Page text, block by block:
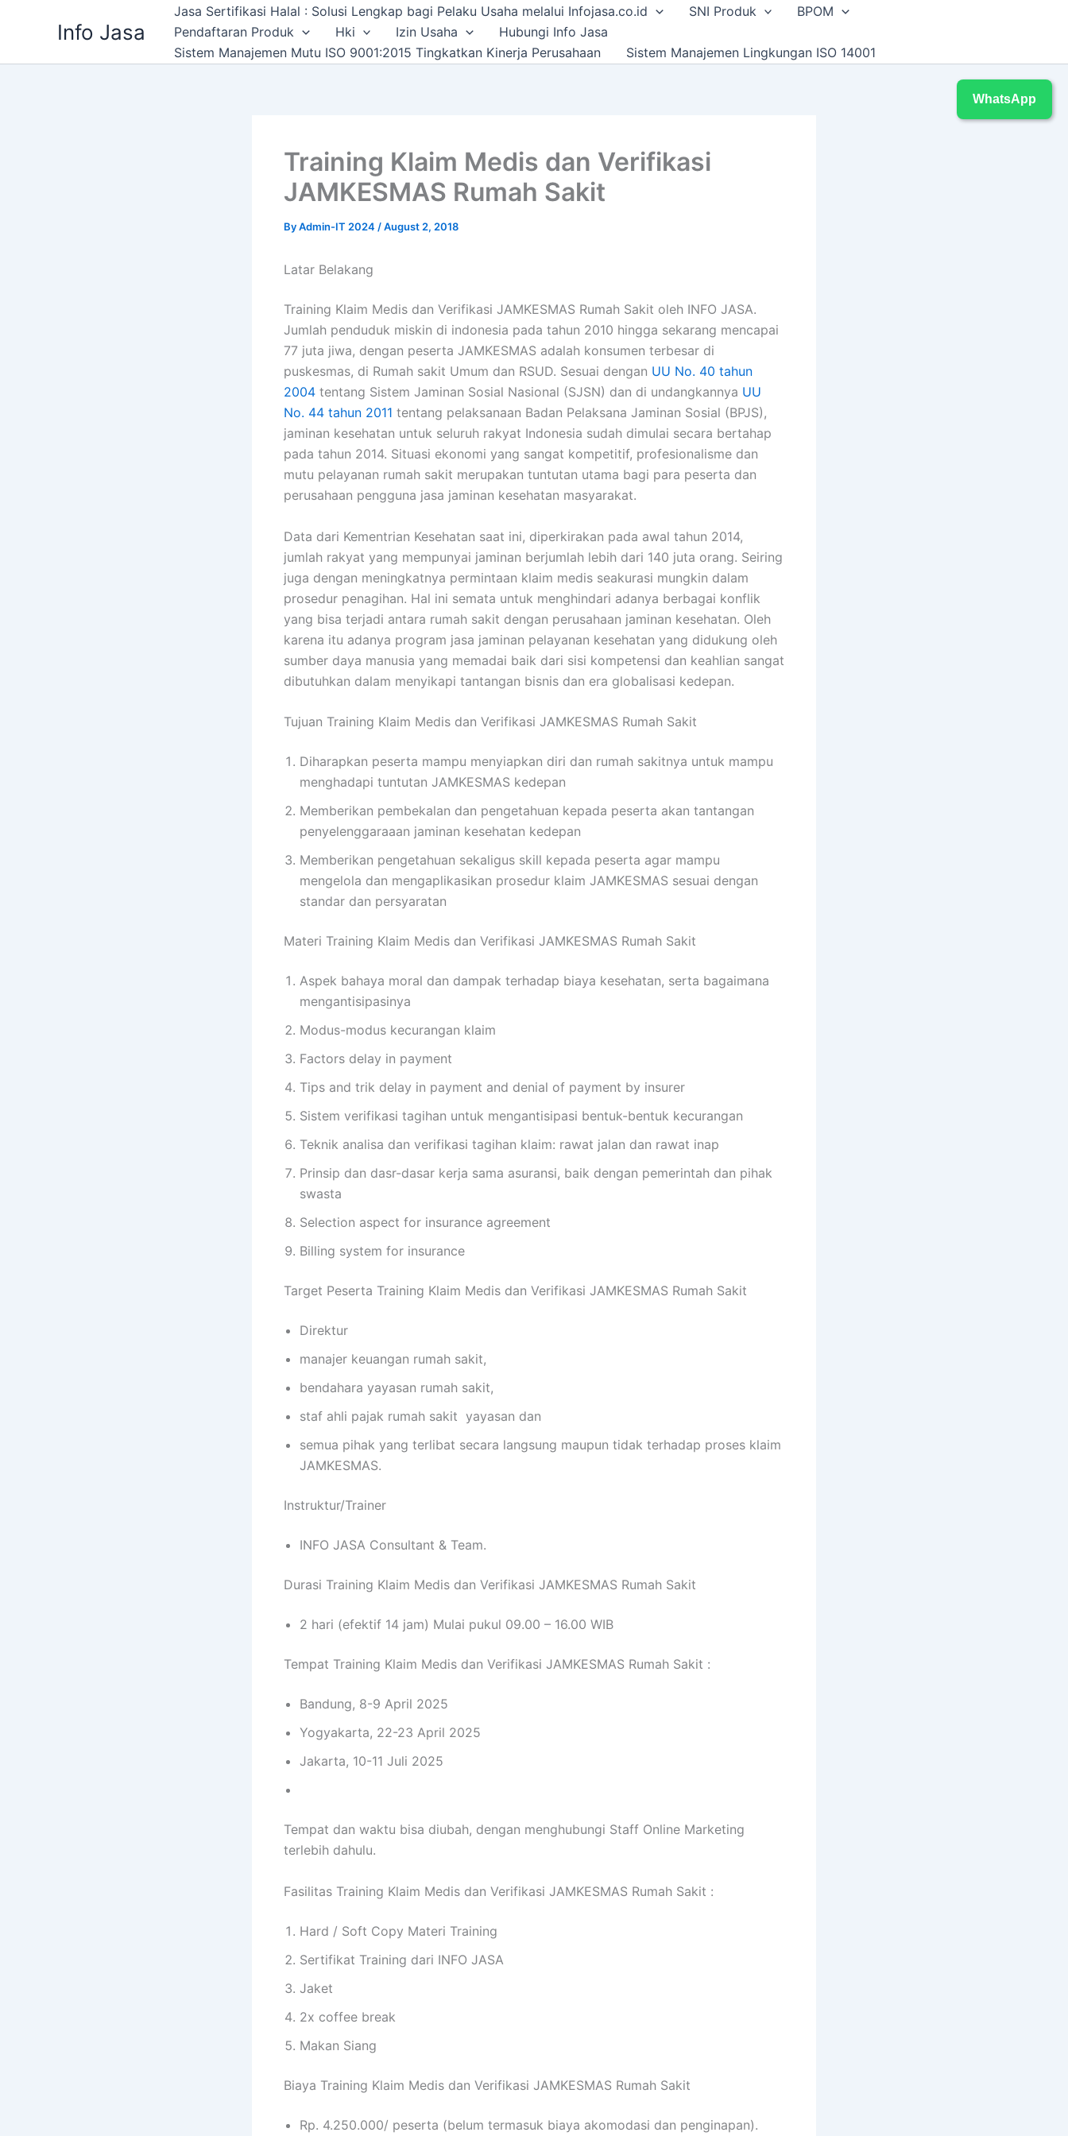
Info Jasa
Jasa Sertifikasi Halal : Solusi Lengkap bagi Pelaku Usaha melalui Infojasa.co.id SNI Produk
BPOM
Pendaftaran Produk
Hki Izin Usaha
Hubungi Info Jasa
Sistem Manajemen Mutu ISO 9001:2015 Tingkatkan Kinerja Perusahaan
Sistem Manajemen Lingkungan ISO 14001
Training Klaim Medis dan Verifikasi
JAMKESMAS Rumah Sakit
ByAdmin-IT 2024 /August 2, 2018
Latar Belakang
Training Klaim Medis dan Verifikasi JAMKESMAS Rumah Sakit oleh INFO JASA.
Jumlah penduduk miskin di indonesia pada tahun 2010 hingga sekarang mencapai
77 juta jiwa, dengan peserta JAMKESMAS adalah konsumen terbesar di
puskesmas, di Rumah sakit Umum dan RSUD. Sesuai dengan UU No. 40 tahun
2004 tentang Sistem Jaminan Sosial Nasional (SJSN) dan di undangkannya UU
No. 44 tahun 2011 tentang pelaksanaan Badan Pelaksana Jaminan Sosial (BPJS),
jaminan kesehatan untuk seluruh rakyat Indonesia sudah dimulai secara bertahap
pada tahun 2014. Situasi ekonomi yang sangat kompetitif, profesionalisme dan
mutu pelayanan rumah sakit merupakan tuntutan utama bagi para peserta dan
perusahaan pengguna jasa jaminan kesehatan masyarakat.
Data dari Kementrian Kesehatan saat ini, diperkirakan pada awal tahun 2014,
jumlah rakyat yang mempunyai jaminan berjumlah lebih dari 140 juta orang. Seiring
juga dengan meningkatnya permintaan klaim medis seakurasi mungkin dalam
prosedur penagihan. Hal ini semata untuk menghindari adanya berbagai konflik
yang bisa terjadi antara rumah sakit dengan perusahaan jaminan kesehatan. Oleh
karena itu adanya program jasa jaminan pelayanan kesehatan yang didukung oleh
sumber daya manusia yang memadai baik dari sisi kompetensi dan keahlian sangat
dibutuhkan dalam menyikapi tantangan bisnis dan era globalisasi kedepan.
Tujuan Training Klaim Medis dan Verifikasi JAMKESMAS Rumah Sakit
Diharapkan peserta mampu menyiapkan diri dan rumah sakitnya untuk mampu
menghadapi tuntutan JAMKESMAS kedepan
Memberikan pembekalan dan pengetahuan kepada peserta akan tantangan
penyelenggaraaan jaminan kesehatan kedepan
Memberikan pengetahuan sekaligus skill kepada peserta agar mampu
mengelola dan mengaplikasikan prosedur klaim JAMKESMAS sesuai dengan
standar dan persyaratan
Materi Training Klaim Medis dan Verifikasi JAMKESMAS Rumah Sakit
Aspek bahaya moral dan dampak terhadap biaya kesehatan, serta bagaimana
mengantisipasinya
Modus-modus kecurangan klaim
Factors delay in payment
Tips and trik delay in payment and denial of payment by insurer
Sistem verifikasi tagihan untuk mengantisipasi bentuk-bentuk kecurangan
Teknik analisa dan verifikasi tagihan klaim: rawat jalan dan rawat inap
Prinsip dan dasr-dasar kerja sama asuransi, baik dengan pemerintah dan pihak
swasta
Selection aspect for insurance agreement
Billing system for insurance
Target Peserta Training Klaim Medis dan Verifikasi JAMKESMAS Rumah Sakit
Direktur
manajer keuangan rumah sakit,
bendahara yayasan rumah sakit,
staf ahli pajak rumah sakit yayasan dan
semua pihak yang terlibat secara langsung maupun tidak terhadap proses klaim
JAMKESMAS.
Instruktur/Trainer
INFO JASA Consultant & Team.
Durasi Training Klaim Medis dan Verifikasi JAMKESMAS Rumah Sakit
2 hari (efektif 14 jam) Mulai pukul 09.00 – 16.00 WIB
Tempat Training Klaim Medis dan Verifikasi JAMKESMAS Rumah Sakit :
Bandung, 8-9 April 2025
Yogyakarta, 22-23 April 2025
Jakarta, 10-11 Juli 2025
Tempat dan waktu bisa diubah, dengan menghubungi Staff Online Marketing
terlebih dahulu.
Fasilitas Training Klaim Medis dan Verifikasi JAMKESMAS Rumah Sakit :
Hard / Soft Copy Materi Training
Sertifikat Training dari INFO JASA
Jaket
2x coffee break
Makan Siang
Biaya Training Klaim Medis dan Verifikasi JAMKESMAS Rumah Sakit
Rp. 4.250.000/ peserta (belum termasuk biaya akomodasi dan penginapan).
WhatsApp